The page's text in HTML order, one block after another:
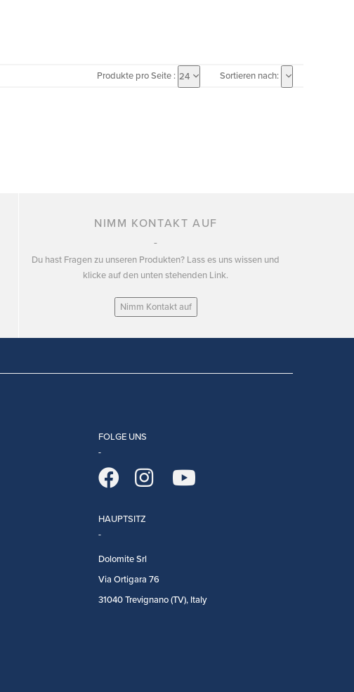
Produkte pro Seite : 24 Sortieren nach:
NIMM KONTAKT AUF
Du hast Fragen zu unseren Produkten? Lass es uns wissen und
klicke auf den unten stehenden Link.
Nimm Kontakt auf
FOLGE UNS
HAUPTSITZ
Dolomite Srl
Via Ortigara 76
31040 Trevignano (TV), Italy